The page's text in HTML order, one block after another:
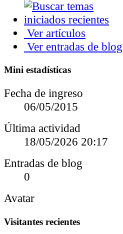
Ver artículos
Ver entradas de blog
Mini estadísticas
Fecha de ingreso
06/05/2015
Última actividad
18/05/2026 20:17
Entradas de blog
0
Avatar
Visitantes recientes